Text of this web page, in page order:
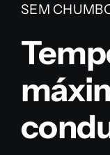
SEM